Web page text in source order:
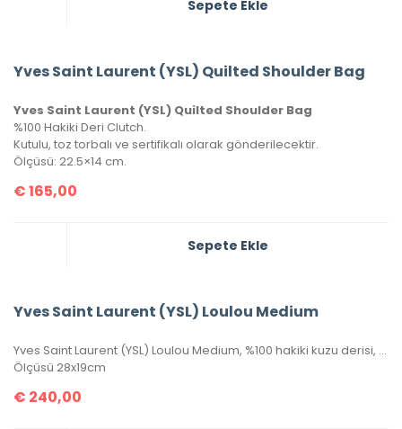
Sepete Ekle
Yves Saint Laurent (YSL) Quilted Shoulder Bag
Yves Saint Laurent (YSL) Quilted Shoulder Bag
%100 Hakiki Deri Clutch.
Kutulu, toz torbalı ve sertifikalı olarak gönderilecektir.
Ölçüsü: 22.5×14 cm.
€165,00
Sepete Ekle
Yves Saint Laurent (YSL) Loulou Medium
Yves Saint Laurent (YSL) Loulou Medium, %100 hakiki kuzu derisi, seri numaralı, kutulu, toz torbalı ve sertifikalıdır.
Ölçüsü 28x19cm
€ 240,00